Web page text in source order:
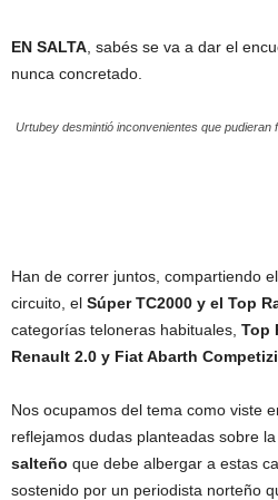
EN SALTA , sabés se va a dar el
nunca concretado.
Urtubey desmintió inconvenientes que
Han de correr juntos, compartiendo
circuito, el Súper TC2000 y el Top
categorías teloneras habituales, Top
Renault 2.0 y Fiat Abarth
Nos ocupamos del tema como viste
reflejamos dudas planteadas sobre
salteño que debe albergar a estas
sostenido por un periodista norteño